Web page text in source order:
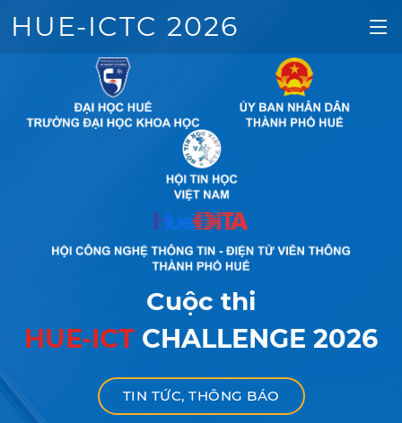
HUE-ICTC 2026
Cuộc thi
HUE-ICT CHALLENGE 2026
TIN TỨC, THÔNG BÁO